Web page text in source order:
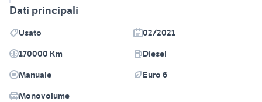
Dati principali
Usato
02/2021
170000 Km
Diesel
Manuale
Euro 6
Monovolume